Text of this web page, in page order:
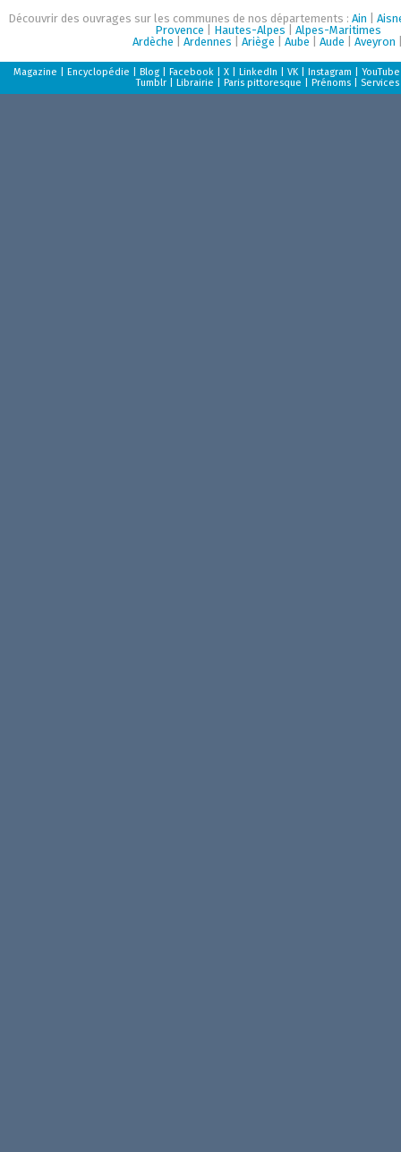
Découvrir des ouvrages sur les communes de nos départements :Ain |
Provence
Hautes-Alpes
Alpes-Maritimes
Ardèche |Ardennes |Ariège |Aube |Aude |Aveyron
Magazine |Encyclopédie |Blog |Facebook |X |LinkedIn |VK |Instagram |YouTube
Tumblr |Librairie |Paris pittoresque |Prénoms Services